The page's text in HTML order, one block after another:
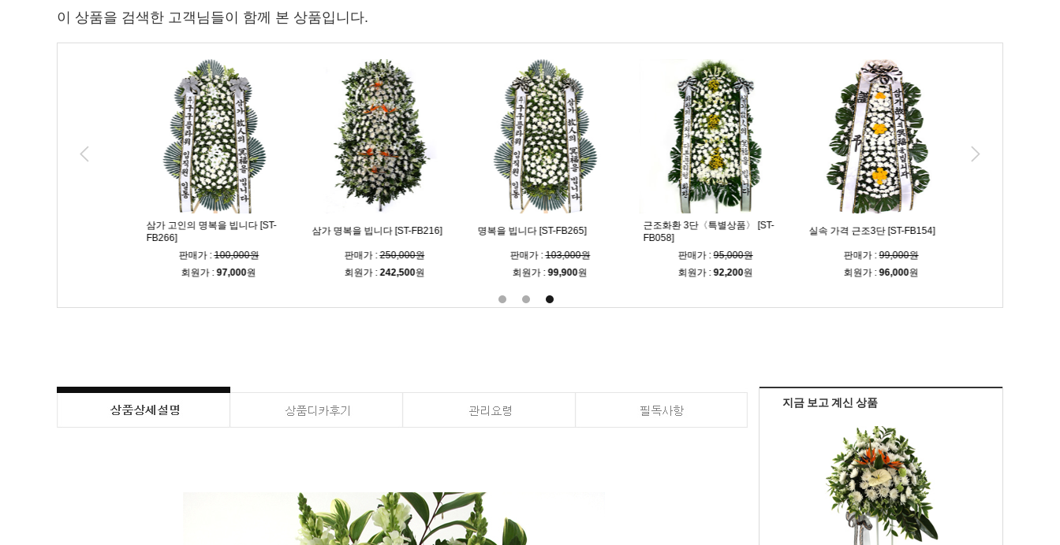
이 상품을 검색한 고객님들이 함께 본 상품입니다.
삼가 고인의 명복을 빕니다 [ST-
FB266]
판매가 :100,000원
회원가 :97,000원
삼가 명복을 빕니다 [ST-FB216]
판매가 :250,000원
회원가 :242,500원
명복을 빕니다 [ST-FB265]
판매가 :103,000원
회원가 :99,900원
근조화환 3단〈특별상품〉 [ST-
FB058]
판매가 :95,000원
회원가 :92,200원
실속 가격 근조3단 [ST-FB154]
판매가 :99,000원
회원가 :96,000원
지금 보고 계신 상품